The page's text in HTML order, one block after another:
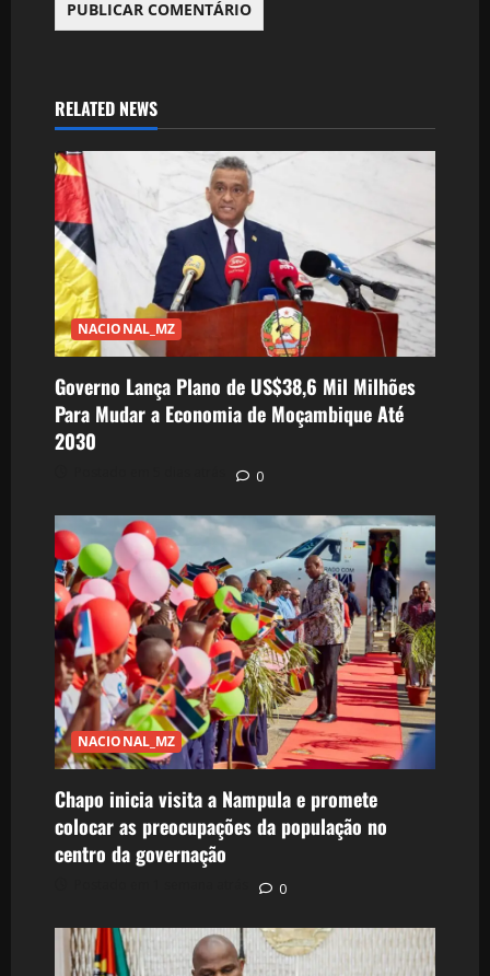
RELATED NEWS
NACIONAL_MZ
Governo Lança Plano de US$38,6 Mil Milhões
Para Mudar a Economia de Moçambique Até
2030
0
NACIONAL_MZ
Chapo inicia visita a Nampula e promete
colocar as preocupações da população no
centro da governação
0